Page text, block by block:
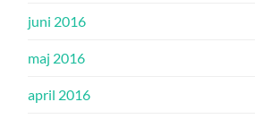
juni 2016
maj 2016
april 2016